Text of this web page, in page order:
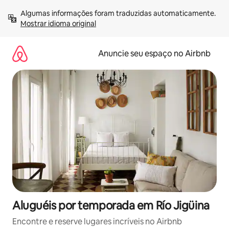
para
Mostrar idioma original
Anuncie seu espaço no Airbnb
Aluguéis por temporada em Río Jigüina
Encontre e reserve lugares incríveis no Airbnb